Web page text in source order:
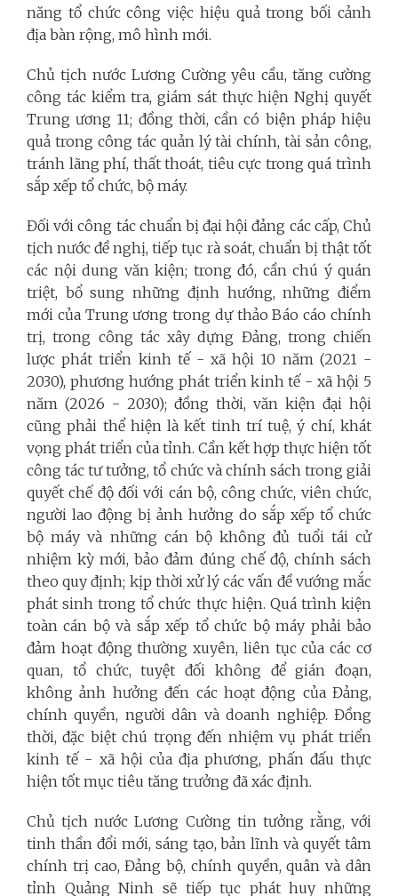
năng tổ chức công việc hiệu quả trong bối cảnh
địa bàn rộng, mô hình mới.
Chủ tịch nước Lương Cường yêu cầu, tăng cường
công tác kiểm tra, giám sát thực hiện Nghị quyết
Trung ương 11; đồng thời, cần có biện pháp hiệu
quả trong công tác quản lý tài chính, tài sản công,
tránh lãng phí, thất thoát, tiêu cực trong quá trình
sắp xếp tổ chức, bộ máy.
Đối với công tác chuẩn bị đại hội đảng các cấp, Chủ
tịch nước đề nghị, tiếp tục rà soát, chuẩn bị thật tốt
các nội dung văn kiện; trong đó, cần chú ý quán
triệt, bổ sung những định hướng, những điểm
mới của Trung ương trong dự thảo Báo cáo chính
trị, trong công tác xây dựng Đảng, trong chiến
lược phát triển kinh tế - xã hội 10 năm (2021 -
2030), phương hướng phát triển kinh tế - xã hội 5
năm (2026 - 2030); đồng thời, văn kiện đại hội
cũng phải thể hiện là kết tinh trí tuệ, ý chí, khát
vọng phát triển của tỉnh. Cần kết hợp thực hiện tốt
công tác tư tưởng, tổ chức và chính sách trong giải
quyết chế độ đối với cán bộ, công chức, viên chức,
người lao động bị ảnh hưởng do sắp xếp tổ chức
bộ máy và những cán bộ không đủ tuổi tái cử
nhiệm kỳ mới, bảo đảm đúng chế độ, chính sách
theo quy định; kịp thời xử lý các vấn đề vướng mắc
phát sinh trong tổ chức thực hiện. Quá trình kiện
toàn cán bộ và sắp xếp tổ chức bộ máy phải bảo
đảm hoạt động thường xuyên, liên tục của các cơ
quan, tổ chức, tuyệt đối không để gián đoạn,
không ảnh hưởng đến các hoạt động của Đảng,
chính quyền, người dân và doanh nghiệp. Đồng
thời, đặc biệt chú trọng đến nhiệm vụ phát triển
kinh tế - xã hội của địa phương, phấn đấu thực
hiện tốt mục tiêu tăng trưởng đã xác định.
Chủ tịch nước Lương Cường tin tưởng rằng, với
tinh thần đổi mới, sáng tạo, bản lĩnh và quyết tâm
chính trị cao, Đảng bộ, chính quyền, quân và dân
tỉnh Quảng Ninh sẽ tiếp tục phát huy những